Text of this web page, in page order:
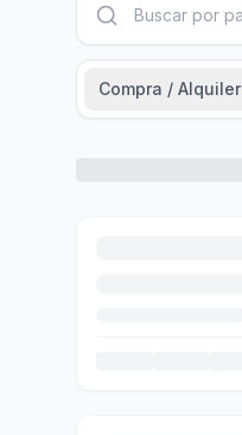
Compra / Alquiler